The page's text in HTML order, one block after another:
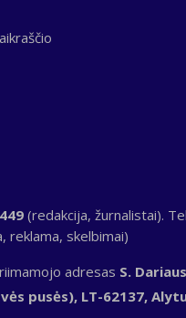
(redakcija, žurnalistai).
reklama, skelbimai)
adresas S.
pusės), LT-62137,